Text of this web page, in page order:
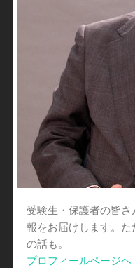
受験生・保護者の皆
報をお届けします。
の話も。
プロフィールページヘ